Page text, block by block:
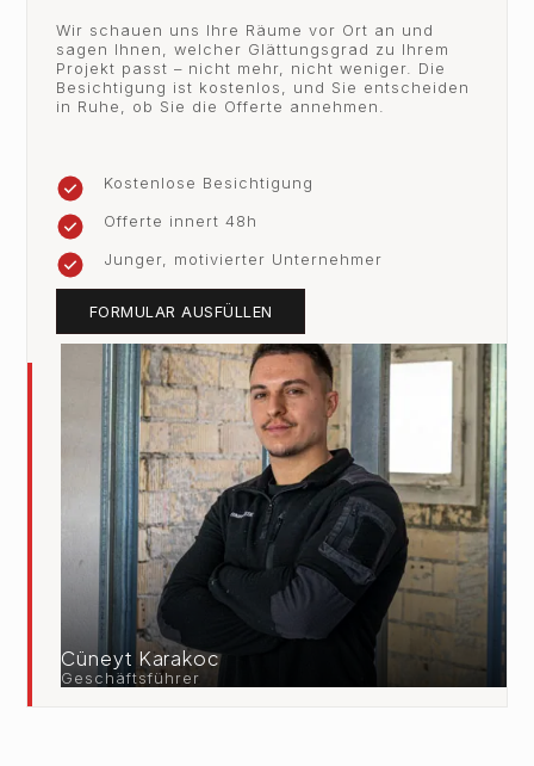
Wir schauen uns Ihre Räume vor Ort an und
sagen Ihnen, welcher Glättungsgrad zu Ihrem
Projekt passt – nicht mehr, nicht weniger. Die
Besichtigung ist kostenlos, und Sie entscheiden
in Ruhe, ob Sie die Offerte annehmen.
Kostenlose Besichtigung
Offerte innert 48h
Junger, motivierter Unternehmer
FORMULAR AUSFÜLLEN
Cüneyt Karakoc
Geschäftsführer